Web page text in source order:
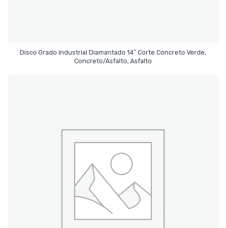
Disco Grado Industrial Diamantado 14″ Corte Concreto Verde,
Concreto/Asfalto, Asfalto
Leer Más